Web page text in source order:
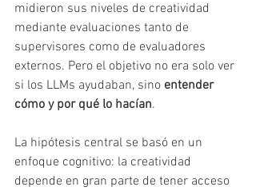
midieron sus niveles de creatividad
mediante evaluaciones tanto de
supervisores como de evaluadores
externos. Pero el objetivo no era solo ver
si los LLMs ayudaban, sino entender
cómo y por qué lo hacían.
La hipótesis central se basó en un
enfoque cognitivo: la creatividad
depende en gran parte de tener acceso